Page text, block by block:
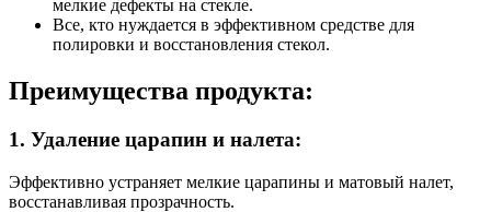
мелкие дефекты на стекле.
Все, кто нуждается в эффективном средстве для
полировки и восстановления стекол.
Преимущества продукта:
1. Удаление царапин и налета:
Эффективно устраняет мелкие царапины и матовый налет,
восстанавливая прозрачность.